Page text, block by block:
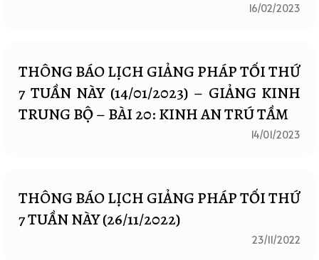
16/02/2023
THÔNG BÁO LỊCH GIẢNG PHÁP TỐI THỨ
7 TUẦN NÀY (14/01/2023) – GIẢNG KINH
TRUNG BỘ – BÀI 20: KINH AN TRÚ TẦM
14/01/2023
THÔNG BÁO LỊCH GIẢNG PHÁP TỐI THỨ
7 TUẦN NÀY (26/11/2022)
23/11/2022